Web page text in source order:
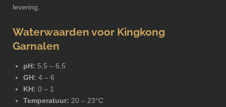
levering.
Waterwaarden voor Kingkong
Garnalen
pH: 5,5 – 6,5
GH: 4 – 6
KH: 0 – 1
Temperatuur: 20 – 23°C